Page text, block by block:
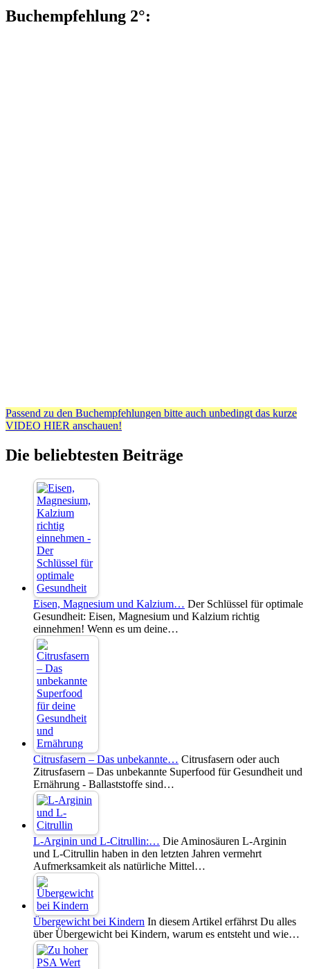
Buchempfehlung 2°:
Passend zu den Buchempfehlungen bitte auch unbedingt das kurze
VIDEO HIER anschauen!
Die beliebtesten Beiträge
Eisen, Magnesium und Kalzium… Der Schlüssel für optimale
Gesundheit: Eisen, Magnesium und Kalzium richtig
einnehmen! Wenn es um deine…
Citrusfasern – Das unbekannte… Citrusfasern oder auch
Zitrusfasern – Das unbekannte Superfood für Gesundheit und
Ernährung - Ballaststoffe sind…
L-Arginin und L-Citrullin:… Die Aminosäuren L-Arginin
und L-Citrullin haben in den letzten Jahren vermehrt
Aufmerksamkeit als natürliche Mittel…
Übergewicht bei Kindern In diesem Artikel erfährst Du alles
über Übergewicht bei Kindern, warum es entsteht und wie…